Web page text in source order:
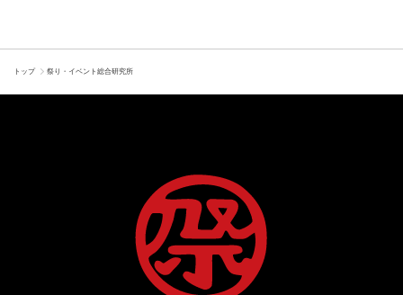
トップ 祭り・イベント総合研究所